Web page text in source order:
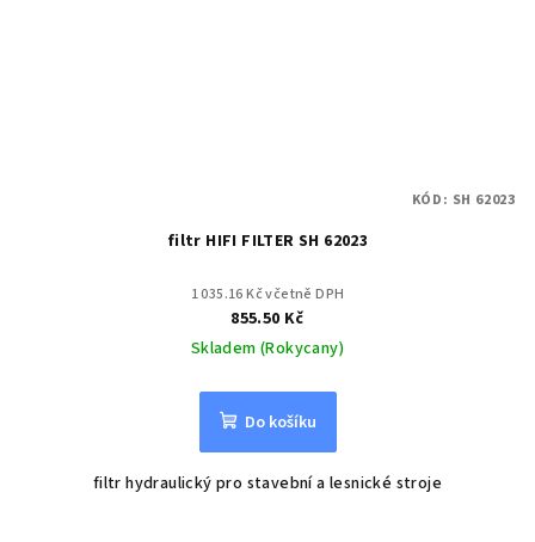
filtr HIFI FILTER SH 62023
1 035.16 Kč včetně DPH
855.50 Kč
Skladem (Rokycany)
Do košíku
filtr hydraulický pro stavební a lesnické stroje
KÓD: SH 62023